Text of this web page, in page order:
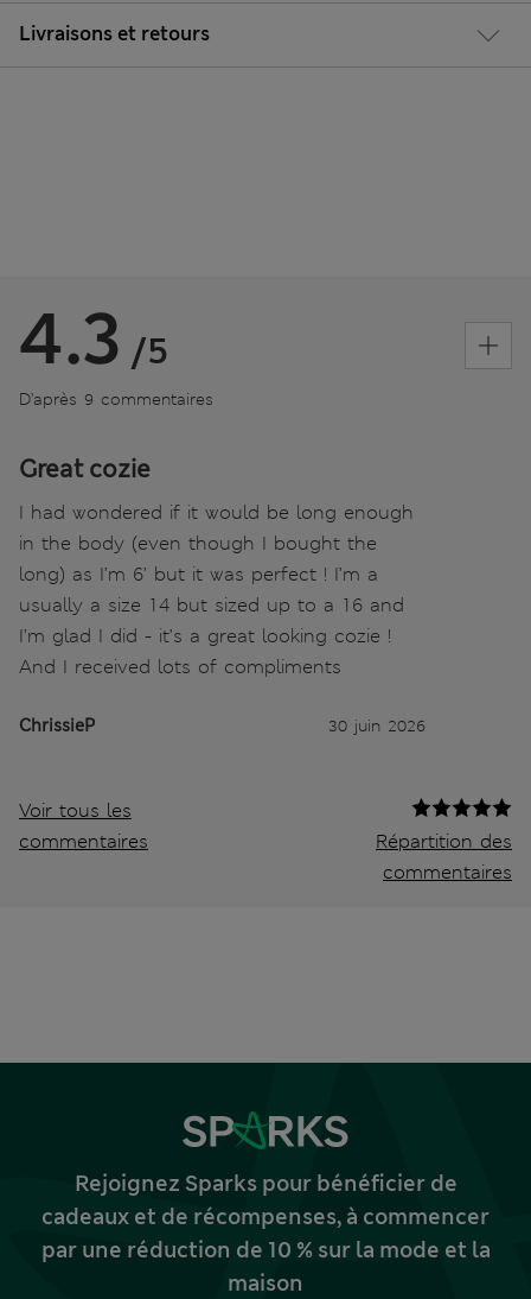
Livraisons et retours
4.3 /5
D’après 9 commentaires
Great cozie
I had wondered if it would be long enough
in the body (even though I bought the
long) as I’m 6’ but it was perfect ! I’m a
usually a size 14 but sized up to a 16 and
I’m glad I did - it’s a great looking cozie !
And I received lots of compliments
ChrissieP 30 juin 2026
Voir tous les
commentaires
Répartition des
commentaires
Rejoignez Sparks pour bénéficier de
cadeaux et de récompenses, à commencer
par une réduction de 10 % sur la mode et la
maison